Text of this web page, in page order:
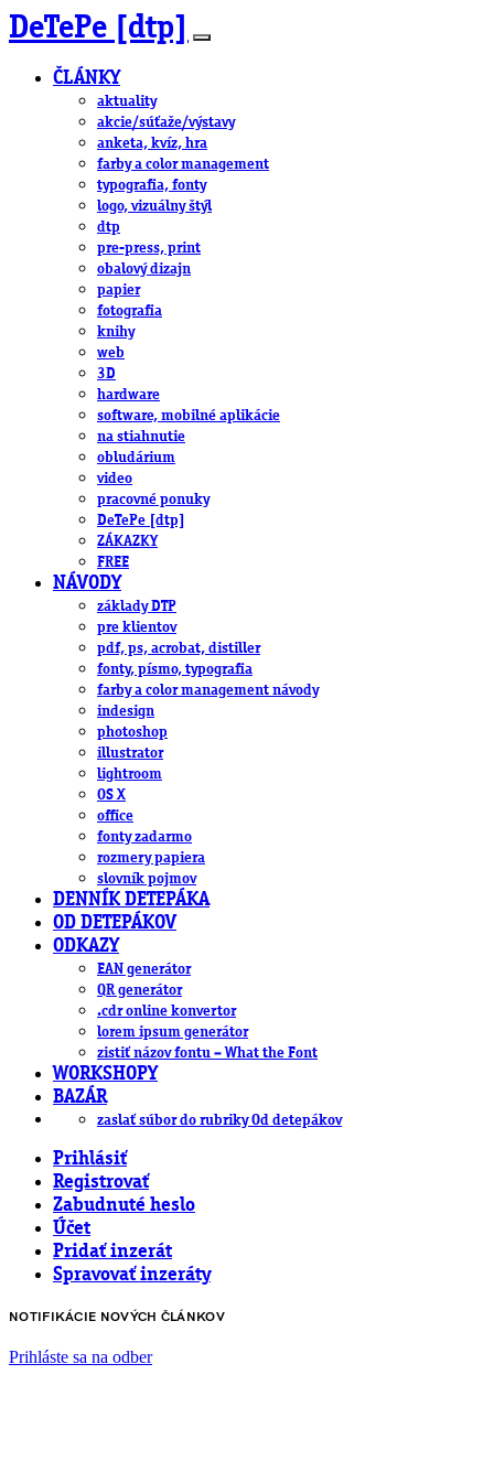
DeTePe [dtp]
ČLÁNKY
aktuality
akcie/súťaže/výstavy
anketa, kvíz, hra
farby a color management
typografia, fonty
logo, vizuálny štýl
dtp
pre-press, print
obalový dizajn
papier
fotografia
knihy
web
3D
hardware
software, mobilné aplikácie
na stiahnutie
obludárium
video
pracovné ponuky
DeTePe [dtp]
ZÁKAZKY
FREE
NÁVODY
základy DTP
pre klientov
pdf, ps, acrobat, distiller
fonty, písmo, typografia
farby a color management návody
indesign
photoshop
illustrator
lightroom
OS X
office
fonty zadarmo
rozmery papiera
slovník pojmov
DENNÍK DETEPÁKA
OD DETEPÁKOV
ODKAZY
EAN generátor
QR generátor
.cdr online konvertor
lorem ipsum generátor
zistiť názov fontu – What the Font
WORKSHOPY
BAZÁR
zaslať súbor do rubriky Od detepákov
Prihlásiť
Registrovať
Zabudnuté heslo
Účet
Pridať inzerát
Spravovať inzeráty
NOTIFIKÁCIE NOVÝCH ČLÁNKOV
Prihláste sa na odber